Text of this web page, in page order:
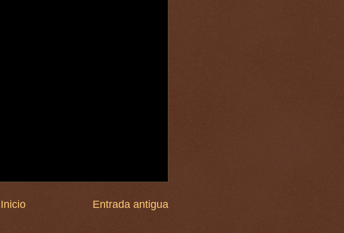
Entrada antigua
Inicio